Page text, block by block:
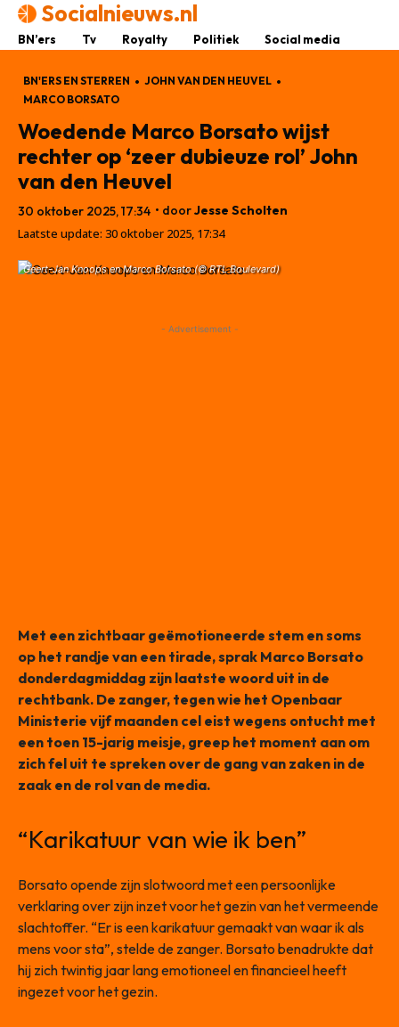
Socialnieuws.nl
BN’ers Tv Royalty Politiek Social media
BN'ERS EN STERREN
JOHN VAN DEN HEUVEL
MARCO BORSATO
Woedende Marco Borsato wijst
rechter op ‘zeer dubieuze rol’ John
van den Heuvel
30 oktober 2025, 17:34 • doorJesse Scholten
Laatste update: 30 oktober 2025, 17:34
Geert-Jan Knoops en Marco Borsato (© RTL Boulevard)
- Advertisement -
Met een zichtbaar geëmotioneerde stem en soms
op het randje van een tirade, sprak Marco Borsato
donderdagmiddag zijn laatste woord uit in de
rechtbank. De zanger, tegen wie het Openbaar
Ministerie vijf maanden cel eist wegens ontucht met
een toen 15-jarig meisje, greep het moment aan om
zich fel uit te spreken over de gang van zaken in de
zaak en de rol van de media.
“Karikatuur van wie ik ben”
Borsato opende zijn slotwoord met een persoonlijke
verklaring over zijn inzet voor het gezin van het vermeende
slachtoffer. “Er is een karikatuur gemaakt van waar ik als
mens voor sta”, stelde de zanger. Borsato benadrukte dat
hij zich twintig jaar lang emotioneel en financieel heeft
ingezet voor het gezin.